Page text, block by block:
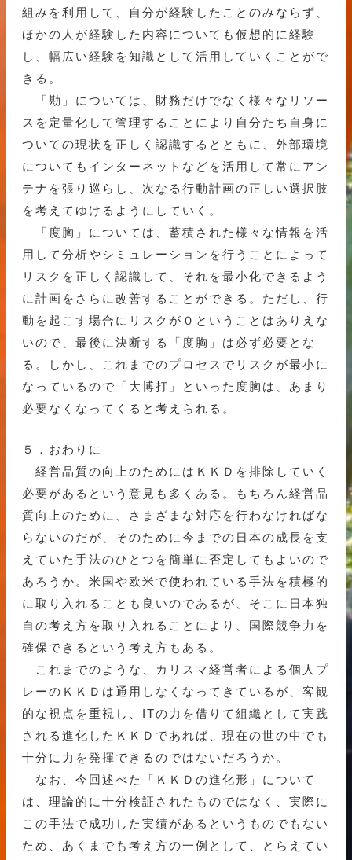
組みを利用して、自分が経験したことのみならず、
ほかの人が経験した内容についても仮想的に経験
し、幅広い経験を知識として活用していくことがで
きる。
「勘」については、財務だけでなく様々なリソー
スを定量化して管理することにより自分たち自身に
ついての現状を正しく認識するとともに、外部環境
についてもインターネットなどを活用して常にアン
テナを張り巡らし、次なる行動計画の正しい選択肢
を考えてゆけるようにしていく。
「度胸」については、蓄積された様々な情報を活
用して分析やシミュレーションを行うことによって
リスクを正しく認識して、それを最小化できるよう
に計画をさらに改善することができる。ただし、行
動を起こす場合にリスクが０ということはありえな
いので、最後に決断する「度胸」は必ず必要とな
る。しかし、これまでのプロセスでリスクが最小に
なっているので「大博打」といった度胸は、あまり
必要なくなってくると考えられる。
５．おわりに
経営品質の向上のためにはＫＫＤを排除していく
必要があるという意見も多くある。もちろん経営品
質向上のために、さまざまな対応を行わなければな
らないのだが、そのために今までの日本の成長を支
えていた手法のひとつを簡単に否定してもよいので
あろうか。米国や欧米で使われている手法を積極的
に取り入れることも良いのであるが、そこに日本独
自の考え方を取り入れることにより、国際競争力を
確保できるという考え方もある。
これまでのような、カリスマ経営者による個人プ
レーのＫＫＤは通用しなくなってきているが、客観
的な視点を重視し、ITの力を借りて組織として実践
される進化したＫＫＤであれば、現在の世の中でも
十分に力を発揮できるのではないだろうか。
なお、今回述べた「ＫＫＤの進化形」について
は、理論的に十分検証されたものではなく、実際に
この手法で成功した実績があるというものでもない
ため、あくまでも考え方の一例として、とらえてい